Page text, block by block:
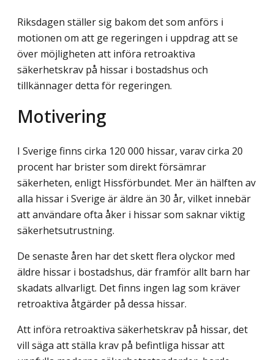
Riksdagen ställer sig bakom det som anförs i
motionen om att ge regeringen i uppdrag att se
över möjligheten att införa retroaktiva
säkerhetskrav på hissar i bostadshus och
tillkännager detta för regeringen.
Motivering
I Sverige finns cirka 120 000 hissar, varav cirka 20
procent har brister som direkt försämrar
säkerheten, enligt Hissförbundet. Mer än hälften av
alla hissar i Sverige är äldre än 30 år, vilket innebär
att användare ofta åker i hissar som saknar viktig
säker­hets­utrustning.
De senaste åren har det skett flera olyckor med
äldre hissar i bostadshus, där framför allt barn har
skadats allvarligt. Det finns ingen lag som kräver
retroaktiva åtgärder på dessa hissar.
Att införa retroaktiva säkerhetskrav på hissar, det
vill säga att ställa krav på befint­liga hissar att